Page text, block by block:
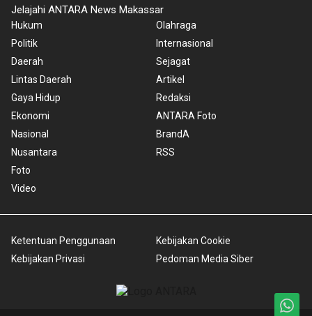
Jelajahi ANTARA News Makassar
Hukum
Politik
Daerah
Lintas Daerah
Gaya Hidup
Ekonomi
Nasional
Nusantara
Foto
Video
Olahraga
Internasional
Sejagat
Artikel
Redaksi
ANTARA Foto
BrandA
RSS
Ketentuan Penggunaan
Kebijakan Privasi
Kebijakan Cookie
Pedoman Media Siber